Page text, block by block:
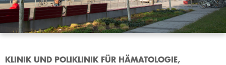
KLINIK UND POLIKLINIK FÜR HÄMATOLOGIE,